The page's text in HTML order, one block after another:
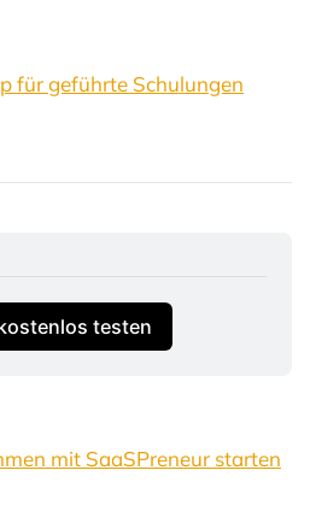
für geführte Schulungen
testen
mit SaaSPreneur starten